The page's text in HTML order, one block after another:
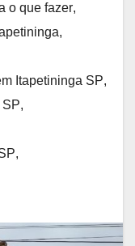
o que fazer,
,
Itapetininga SP,
,
,